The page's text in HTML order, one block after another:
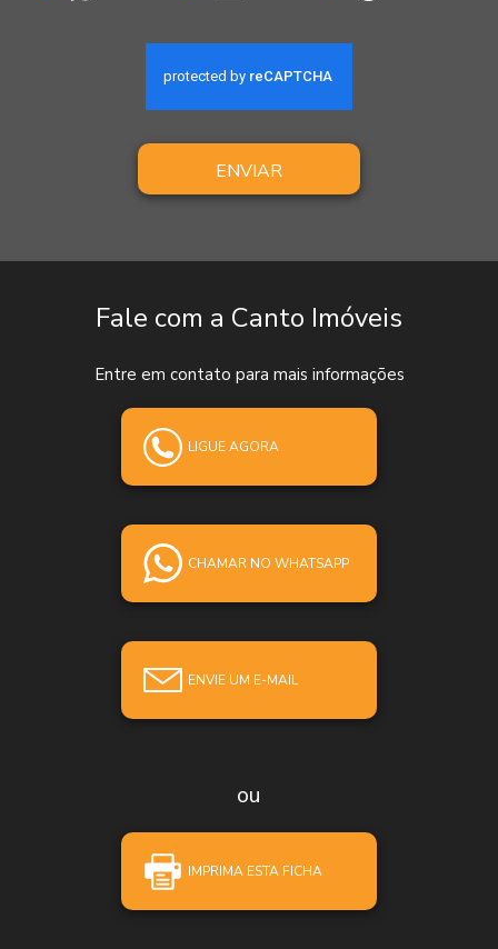
ENVIAR
Fale com a Canto Imóveis
Entre em contato para mais informações
LIGUE AGORA
CHAMAR NO WHATSAPP
ENVIE UM E-MAIL
ou
IMPRIMA ESTA FICHA